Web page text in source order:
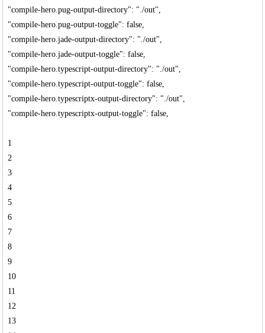
"compile-hero.pug-output-directory": "./out",
"compile-hero.pug-output-toggle": false,
"compile-hero.jade-output-directory": "./out",
"compile-hero.jade-output-toggle": false,
"compile-hero.typescript-output-directory": "./out",
"compile-hero.typescript-output-toggle": false,
"compile-hero.typescriptx-output-directory": "./out",
"compile-hero.typescriptx-output-toggle": false,
1
2
3
4
5
6
7
8
9
10
11
12
13